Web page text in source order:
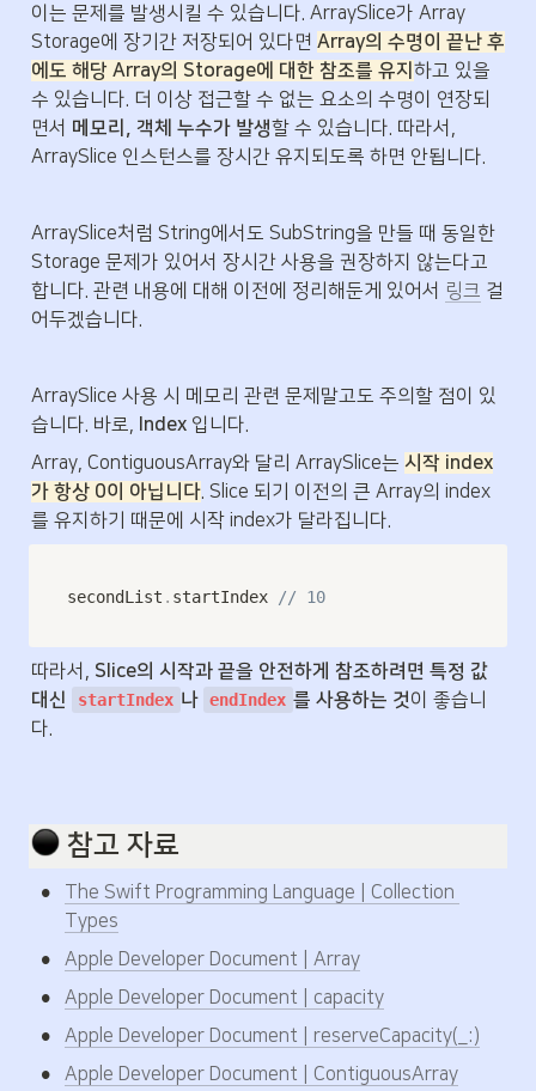
이는 문제를 발생시킬 수 있습니다. ArraySlice가 Array
Storage에 장기간 저장되어 있다면 Array의 수명이 끝난 후
에도 해당 Array의 Storage에 대한 참조를 유지 하고 있을
수 있습니다. 더 이상 접근할 수 없는 요소의 수명이 연장되
면서 메모리, 객체 누수가 발생할 수 있습니다. 따라서,
ArraySlice 인스턴스를 장시간 유지되도록 하면 안됩니다.
ArraySlice처럼 String에서도 SubString을 만들 때 동일한
Storage 문제가 있어서 장시간 사용을 권장하지 않는다고
합니다. 관련 내용에 대해 이전에 정리해둔게 있어서 링크 걸
어두겠습니다.
ArraySlice 사용 시 메모리 관련 문제말고도 주의할 점이 있
습니다. 바로, Index 입니다.
Array, ContiguousArray와 달리 ArraySlice는 시작 index
가 항상 0이 아닙니다. Slice 되기 이전의 큰 Array의 index
를 유지하기 때문에 시작 index가 달라집니다.
secondList . startIndex // 10
따라서, Slice의 시작과 끝을 안전하게 참조하려면 특정 값
대신
startIndex 나 endIndex 를 사용하는 것이 좋습니
다.
️ 참고 자료
•
The Swift Programming Language | Collection
Types
• Apple Developer Document | Array
• Apple Developer Document | capacity
• Apple Developer Document | reserveCapacity(_:)
• Apple Developer Document | ContiguousArray